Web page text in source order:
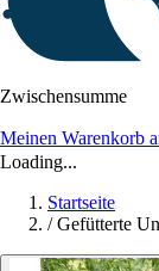
Zwischensumme
Meinen Warenkorb
Loading...
Startseite
/ Gefütterte